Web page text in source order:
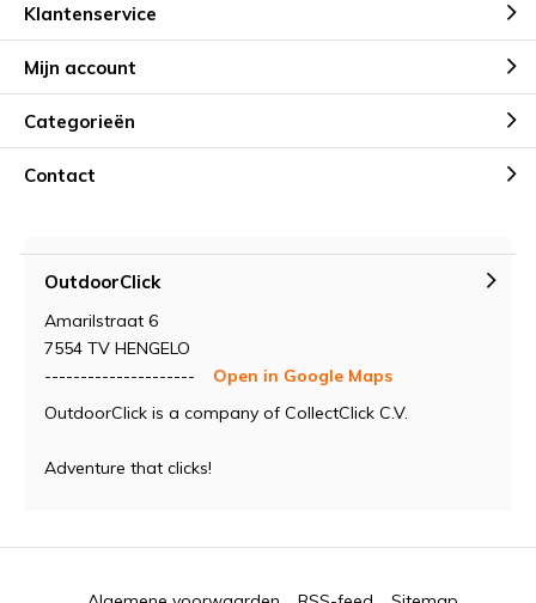
Klantenservice
Mijn account
Categorieën
Contact
OutdoorClick
Amarilstraat 6
7554 TV HENGELO
---------------------
Open in Google Maps
OutdoorClick is a company of CollectClick C.V.
Adventure that clicks!